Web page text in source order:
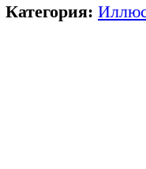
Категория: